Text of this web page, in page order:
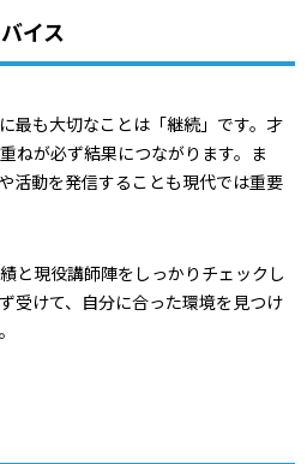
イス
最も大切なことは「継続」です。才
ねが必ず結果につながります。ま
活動を発信することも現代では重要
と現役講師陣をしっかりチェックし
受けて、自分に合った環境を見つけ